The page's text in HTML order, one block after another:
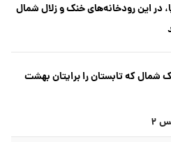
در این رودخانه‌های خنک و زلال شمال
شمال که تابستان را برایتان بهشت